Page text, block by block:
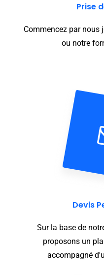
Prise
Commencez par nous
ou notre
Devis
Sur la base de
proposons un
accompagné